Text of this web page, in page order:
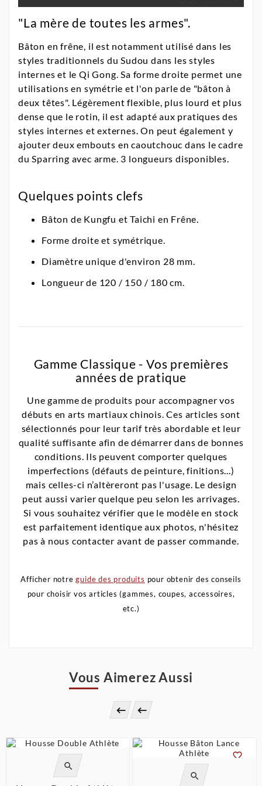
"La mère de toutes les armes".
Bâton en frêne, il est notamment utilisé dans les
styles traditionnels du Sudou dans les styles
internes et le Qi Gong. Sa forme droite permet une
utilisations en symétrie et l'on parle de "bâton à
deux têtes". Légèrement flexible, plus lourd et plus
dense que le rotin, il est adapté aux pratiques des
styles internes et externes. On peut également y
ajouter deux embouts en caoutchouc dans le cadre
du Sparring avec arme. 3 longueurs disponibles.
Quelques points clefs
Bâton de Kungfu et Taichi en Frêne.
Forme droite et symétrique.
Diamètre unique d'environ 28 mm.
Longueur de 120 / 150 / 180 cm.
Gamme Classique - Vos premières
années de pratique
Une gamme de produits pour accompagner vos
débuts en arts martiaux chinois. Ces articles sont
sélectionnés pour leur tarif très abordable et leur
qualité suffisante afin de démarrer dans de bonnes
conditions. Ils peuvent comporter quelques
imperfections (défauts de peinture, finitions...)
mais celles-ci n’altèreront pas l'usage. Le design
peut aussi varier quelque peu selon les arrivages.
Si vous souhaitez vérifier que le modèle en stock
est parfaitement identique aux photos, n'hésitez
pas à nous contacter avant de passer commande.
Afficher notreguide des produits pour obtenir des conseils
pour choisir vos articles (gammes, coupes, accessoires,
etc.)
Vous Aimerez Aussi
 


